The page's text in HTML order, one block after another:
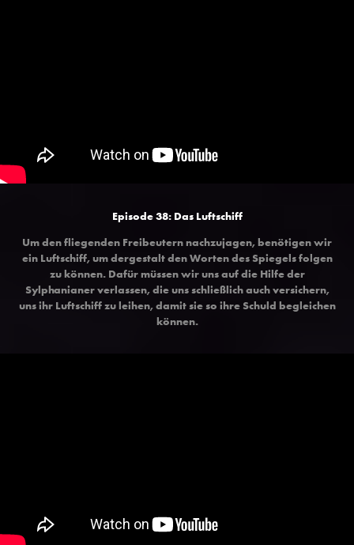
Episode 38: Das Luftschiff
Um den fliegenden Freibeutern nachzujagen, benötigen wir
ein Luftschiff, um dergestalt den Worten des Spiegels folgen
zu können. Dafür müssen wir uns auf die Hilfe der
Sylphanianer verlassen, die uns schließlich auch versichern,
uns ihr Luftschiff zu leihen, damit sie so ihre Schuld begleichen
können.